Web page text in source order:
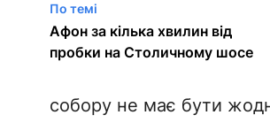
По темі
Афон за кілька хвилин від
пробки на Столичному шосе
собору не має бути